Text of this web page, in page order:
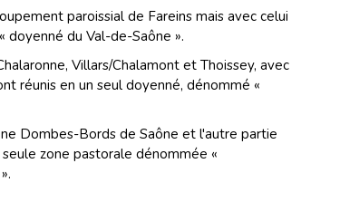
paroissial de Fareins mais avec celui
doyenné du Val-de-Saône ».
Villars/Chalamont et Thoissey, avec
réunis en un seul doyenné, dénommé «
Dombes-Bords de Saône et l'autre partie
zone pastorale dénommée «